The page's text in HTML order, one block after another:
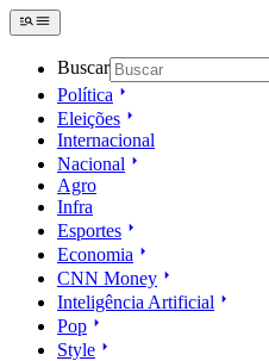
Buscar
Política
Eleições
Internacional
Nacional
Agro
Infra
Esportes
Economia
CNN Money
Inteligência Artificial
Pop
Style